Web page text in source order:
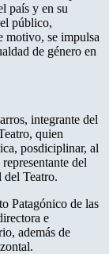
país y en su
público,
motivo, se impulsa
de género en
integrante del
quien
posdiciplinar, al
del
del Teatro.
Patagónico de las
e
además de